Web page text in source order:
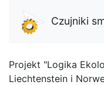
Czujniki
Projekt "Logika
Liechtenstein i